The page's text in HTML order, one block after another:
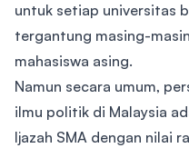
untuk setiap universitas
tergantung masing-
mahasiswa asing.
Namun secara umum,
ilmu politik di Malaysia
Ijazah SMA dengan nilai